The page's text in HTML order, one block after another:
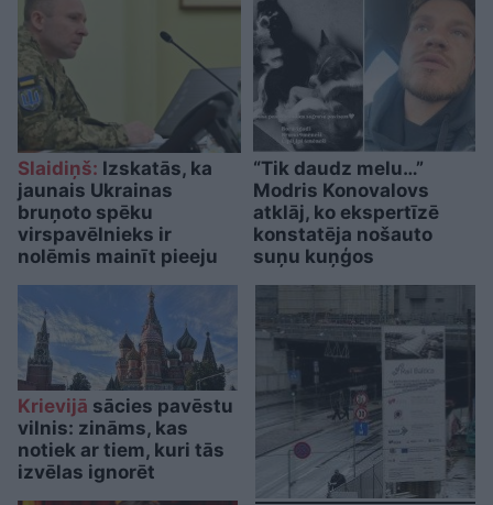
Slaidiņš: Izskatās, ka
jaunais Ukrainas
bruņoto spēku
virspavēlnieks ir
nolēmis mainīt pieeju
“Tik daudz melu…”
Modris Konovalovs
atklāj, ko ekspertīzē
konstatēja nošauto
suņu kuņģos
Krievijā sācies pavēstu
vilnis: zināms, kas
notiek ar tiem, kuri tās
izvēlas ignorēt